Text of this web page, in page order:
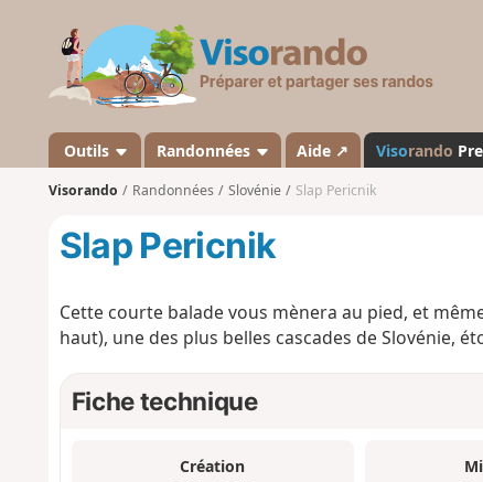
s
a
n
Outils Randonnées Aide ↗ Visorando
Visorando Randonnées Slovénie Slap Pericnik
Slap Pericnik
Cette courte balade vous mènera au pied, et
haut), une des plus belles cascades de Slovénie,
Fiche technique
Création